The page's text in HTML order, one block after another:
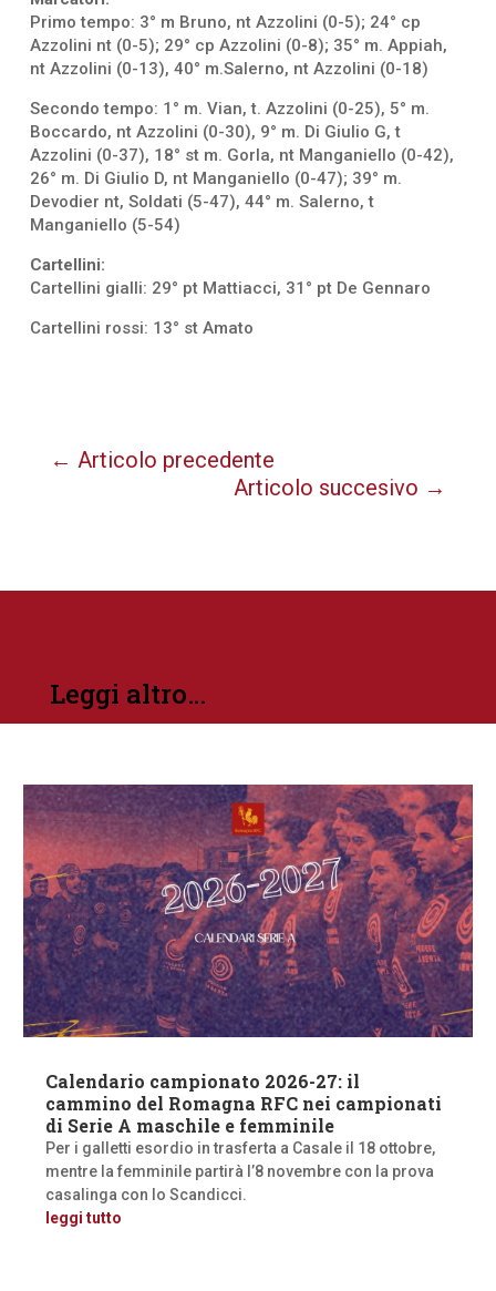
Primo tempo: 3° m Bruno, nt Azzolini (0-5); 24° cp
Azzolini nt (0-5); 29° cp Azzolini (0-8); 35° m. Appiah,
nt Azzolini (0-13), 40° m.Salerno, nt Azzolini (0-18)
Secondo tempo: 1° m. Vian, t. Azzolini (0-25), 5° m.
Boccardo, nt Azzolini (0-30), 9° m. Di Giulio G, t
Azzolini (0-37), 18° st m. Gorla, nt Manganiello (0-42),
26° m. Di Giulio D, nt Manganiello (0-47); 39° m.
Devodier nt, Soldati (5-47), 44° m. Salerno, t
Manganiello (5-54)
Cartellini:
Cartellini gialli: 29° pt Mattiacci, 31° pt De Gennaro
Cartellini rossi: 13° st Amato
← Articolo precedente
Articolo succesivo →
Leggi altro…
Calendario campionato 2026-27: il
cammino del Romagna RFC nei campionati
di Serie A maschile e femminile
Per i galletti esordio in trasferta a Casale il 18 ottobre,
mentre la femminile partirà l’8 novembre con la prova
casalinga con lo Scandicci.
leggi tutto